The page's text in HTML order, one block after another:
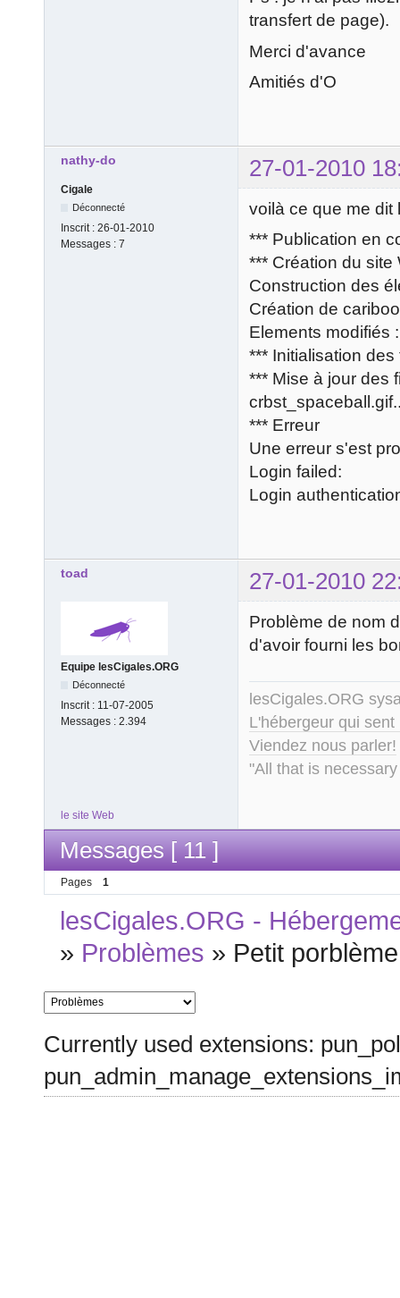
transfert de page).
Merci d'avance
Amitiés d'O
nathy-do 27-01-2010
Cigale
Déconnecté
Inscrit : 26-01-2010
Messages : 7
voilà ce que me dit
*** Publication en
*** Création du site
Construction des
Création de
Elements modifiés
*** Initialisation
*** Mise à jour des
*** Erreur
Une erreur s'est
Login failed:
Login
toad 27-01-2010
Equipe lesCigales.ORG
Déconnecté
Inscrit : 11-07-2005
Messages : 2.394
Problème de nom
d'avoir fourni les
lesCigales.ORG
L'hébergeur qui
Viendez nous parler!
"All that is
le site Web
Messages [ 11 ]
Pages 1
lesCigales.ORG -
» Problèmes » Petit
Currently used extensions: